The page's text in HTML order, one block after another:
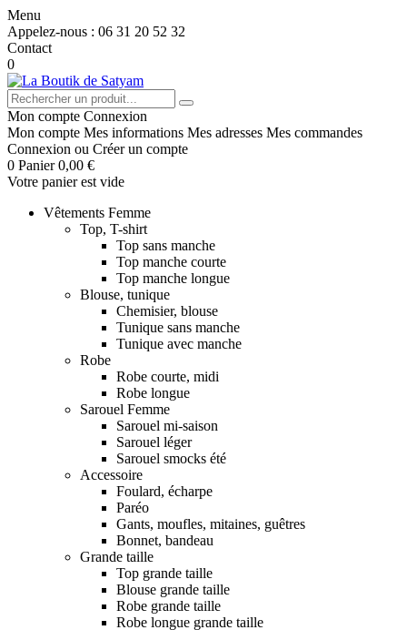
Menu
Appelez-nous : 06 31 20 52 32
Contact
0
Mon compte Connexion
Mon compte Mes informations Mes adresses Mes commandes
Connexion ou Créer un compte
0 Panier 0,00 €
Votre panier est vide
Vêtements Femme
Top, T-shirt
Top sans manche
Top manche courte
Top manche longue
Blouse, tunique
Chemisier, blouse
Tunique sans manche
Tunique avec manche
Robe
Robe courte, midi
Robe longue
Sarouel Femme
Sarouel mi-saison
Sarouel léger
Sarouel smocks été
Accessoire
Foulard, écharpe
Paréo
Gants, moufles, mitaines, guêtres
Bonnet, bandeau
Grande taille
Top grande taille
Blouse grande taille
Robe grande taille
Robe longue grande taille